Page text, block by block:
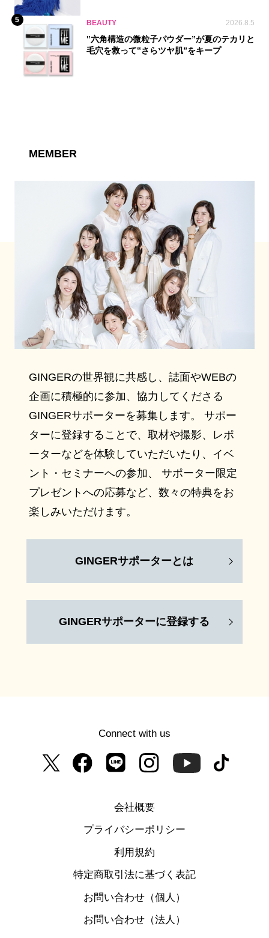
5 BEAUTY 2026.8.5
‟六角構造の微粒子パウダー”が夏のテカリと
毛穴を救って‟さらツヤ肌”をキープ
MEMBER
GINGERの世界観に共感し、誌面やWEBの
企画に積極的に参加、協力してくださる
GINGERサポーターを募集します。 サポー
ターに登録することで、取材や撮影、レポ
ーターなどを体験していただいたり、イベ
ント・セミナーへの参加、 サポーター限定
プレゼントへの応募など、数々の特典をお
楽しみいただけます。
GINGERサポーターとは
GINGERサポーターに登録する
Connect with us
会社概要
プライバシーポリシー
利用規約
特定商取引法に基づく表記
お問い合わせ（個人）
お問い合わせ（法人）